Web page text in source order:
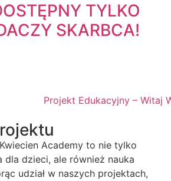
TYLKO
SKARBCA!
Academy to nie tylko
dla dzieci, ale również nauka
udział w naszych projektach,